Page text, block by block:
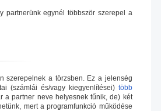
partnerünk egynél többször szerepel a
szerepelnek a törzsben. Ez a jelenség
(számlái és/vagy kiegyenlítései) több
a partner neve helyesnek tűnik, de) két
mert a programfunkció működése